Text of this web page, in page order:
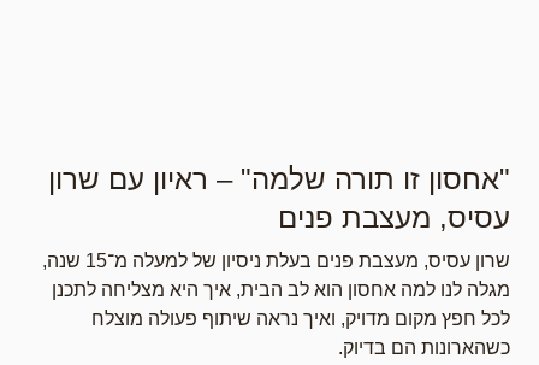
"אחסון זו תורה שלמה" – ראיון עם שרון
עסיס, מעצבת פנים
שרון עסיס, מעצבת פנים בעלת ניסיון של למעלה מ־15 שנה,
מגלה לנו למה אחסון הוא לב הבית, איך היא מצליחה לתכנן
לכל חפץ מקום מדויק, ואיך נראה שיתוף פעולה מוצלח
כשהארונות הם בדיוק.